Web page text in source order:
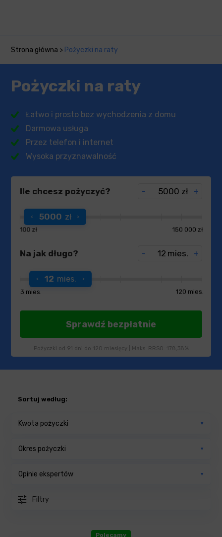
Strona główna > Pożyczki na raty
Pożyczki na raty
Łatwo i prosto bez wychodzenia z domu
Darmowa usługa
Przez telefon i internet
Wysoka przyznawalność
Ile chcesz pożyczyć? zł
- +
5000 zł
100 zł 150 000 zł
Na jak długo? mies.
- +
12 mies.
3 mies. 120 mies.
Pożyczki od 91 dni do 120 miesięcy | Maks. RRSO: 178,38%
Sortuj według:
Kwota pożyczki
Okres pożyczki
Opinie ekspertów
tune Filtry